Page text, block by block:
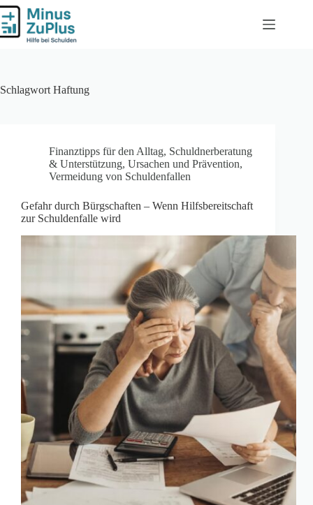
Zum
Inhalt
springen
Schlagwort Haftung
Finanztipps für den Alltag, Schuldnerberatung
& Unterstützung, Ursachen und Prävention,
Vermeidung von Schuldenfallen
Gefahr durch Bürgschaften – Wenn Hilfsbereitschaft
zur Schuldenfalle wird